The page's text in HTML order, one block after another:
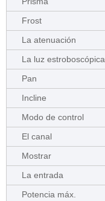
Frost
La atenuación
La luz estroboscópica
Pan
Incline
Modo de control
El canal
Mostrar
La entrada
Potencia máx.